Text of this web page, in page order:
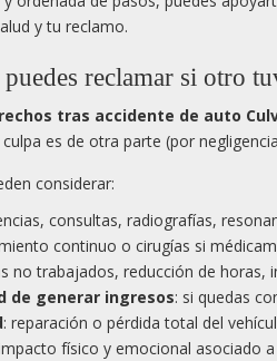
y tu reclamo.
reclamar si otro
tras accidente de auto
es de otra parte (por
considerar:
consultas, radiografías,
continuo o cirugías si
no trabajados, reducción de horas,
de generar ingresos: si quedas
: reparación o pérdida total del
físico y emocional asociado a